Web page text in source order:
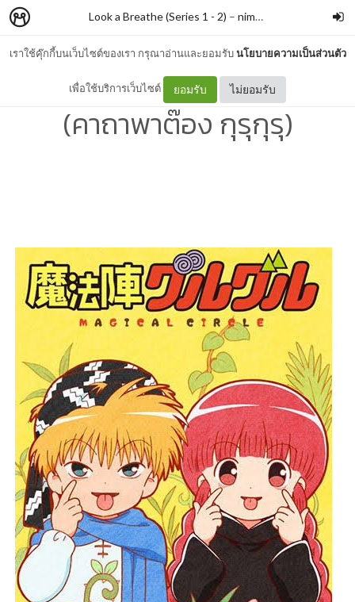
เราใช้คุ๊กกี้บนเว็บไซต์ของเรา กรุณาอ่านและยอมรับนโยบายความเป็นส่วนตัว
เพื่อใช้บริการเว็บไซต์ ยอมรับ ไม่ยอมรับ
Look a Breathe (Series 1 - 2) – nimon
#136 Mahoujin Guru Guru
(คาถาพาต๊อง กุรุกุรุ)